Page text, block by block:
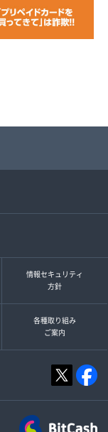
情報セキュリティ
方針
各種取り組み
ご案内